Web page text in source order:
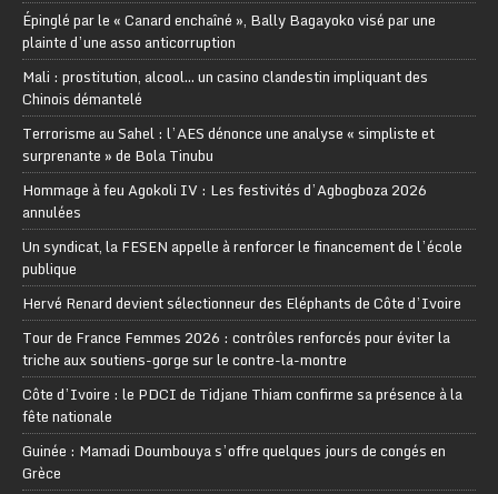
Épinglé par le « Canard enchaîné », Bally Bagayoko visé par une
plainte d’une asso anticorruption
Mali : prostitution, alcool… un casino clandestin impliquant des
Chinois démantelé
Terrorisme au Sahel : l’AES dénonce une analyse « simpliste et
surprenante » de Bola Tinubu
Hommage à feu Agokoli IV : Les festivités d’Agbogboza 2026
annulées
Un syndicat, la FESEN appelle à renforcer le financement de l’école
publique
Hervé Renard devient sélectionneur des Eléphants de Côte d’Ivoire
Tour de France Femmes 2026 : contrôles renforcés pour éviter la
triche aux soutiens-gorge sur le contre-la-montre
Côte d’Ivoire : le PDCI de Tidjane Thiam confirme sa présence à la
fête nationale
Guinée : Mamadi Doumbouya s’offre quelques jours de congés en
Grèce